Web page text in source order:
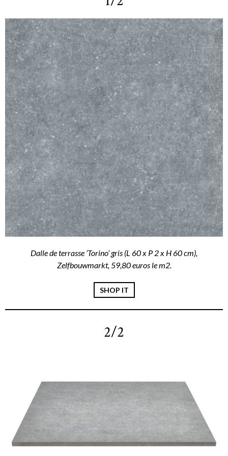
Dalle de terrasse ‘Torino’ gris (L 60 x P 2 x H 60 cm),
Zelfbouwmarkt, 59,80 euros le m2.
SHOP IT
2/2